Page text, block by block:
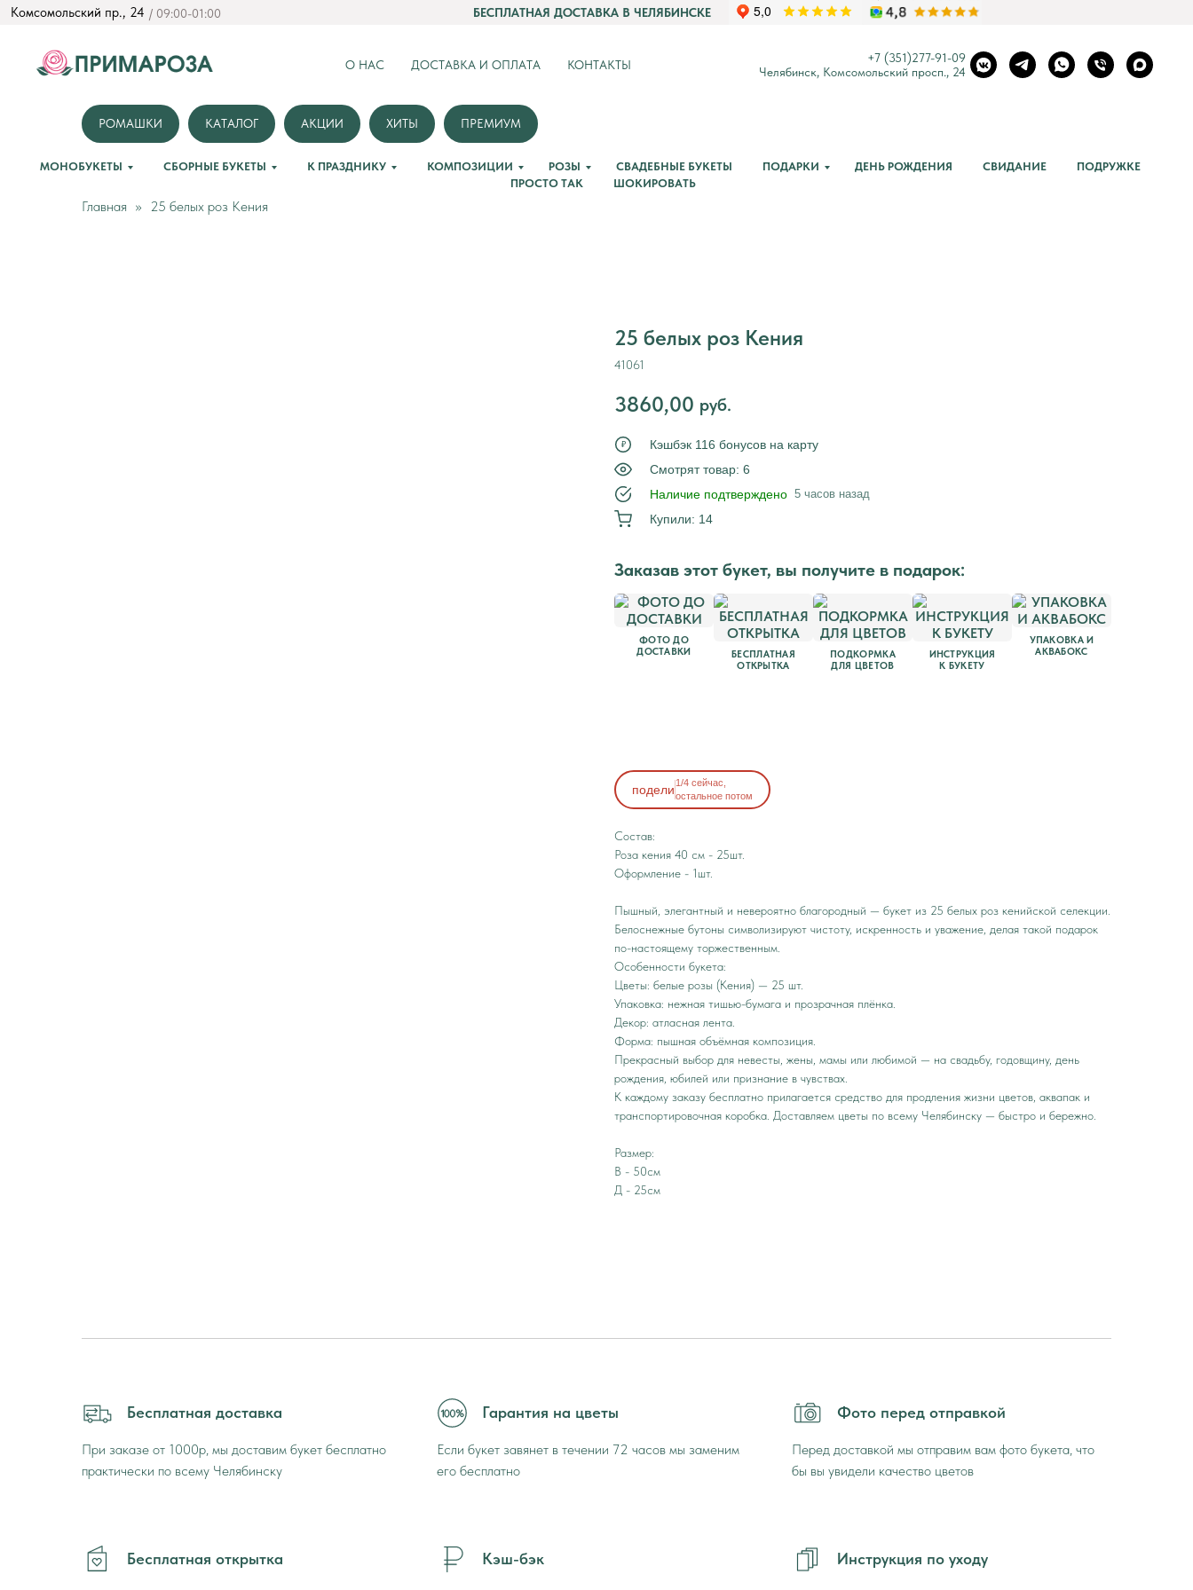
БЕСПЛАТНАЯ ДОСТАВКА В ЧЕЛЯБИНСКЕ
/ 09:00-01:00
Комсомольский пр., 24
О НАС ДОСТАВКА И ОПЛАТА КОНТАКТЫ +7 (351)277-91-09
Челябинск, Комсомольский просп., 24
РОМАШКИ КАТАЛОГ АКЦИИ ХИТЫ ПРЕМИУМ
МОНОБУКЕТЫ СБОРНЫЕ БУКЕТЫ К ПРАЗДНИКУ КОМПОЗИЦИИ РОЗЫ СВАДЕБНЫЕ БУКЕТЫ ПОДАРКИ ДЕНЬ РОЖДЕНИЯ СВИДАНИЕ
ПОДРУЖКЕ
ПРОСТО ТАК
ШОКИРОВАТЬ
Главная 25 белых роз Кения
25 белых роз Кения
41061
3860,00 руб.
₽
Кэшбэк 116 бонусов на карту
Смотрят товар: 6
Наличие подтверждено 5 часов назад
Купили: 14
Заказав этот букет, вы получите в подарок:
ФОТО ДО
ДОСТАВКИ
БЕСПЛАТНАЯ
ОТКРЫТКА
ПОДКОРМКА
ДЛЯ ЦВЕТОВ
ИНСТРУКЦИЯ
К БУКЕТУ
УПАКОВКА И
АКВАБОКС
подели 1/4 сейчас,
остальное потом
Состав:
Роза кения 40 см - 25шт.
Оформление - 1шт.
Пышный, элегантный и невероятно благородный — букет из 25 белых роз кенийской селекции.
Белоснежные бутоны символизируют чистоту, искренность и уважение, делая такой подарок
по-настоящему торжественным.
Особенности букета:
Цветы: белые розы (Кения) — 25 шт.
Упаковка: нежная тишью-бумага и прозрачная плёнка.
Декор: атласная лента.
Форма: пышная объёмная композиция.
Прекрасный выбор для невесты, жены, мамы или любимой — на свадьбу, годовщину, день
рождения, юбилей или признание в чувствах.
К каждому заказу бесплатно прилагается средство для продления жизни цветов, аквапак и
транспортировочная коробка. Доставляем цветы по всему Челябинску — быстро и бережно.
Размер:
В - 50см
Д - 25см
Бесплатная доставка
При заказе от 1000р, мы доставим букет бесплатно
практически по всему Челябинску
Гарантия на цветы
Если букет завянет в течении 72 часов мы заменим
его бесплатно
Фото перед отправкой
Перед доставкой мы отправим вам фото букета, что
бы вы увидели качество цветов
Бесплатная открытка Кэш-бэк Инструкция по уходу